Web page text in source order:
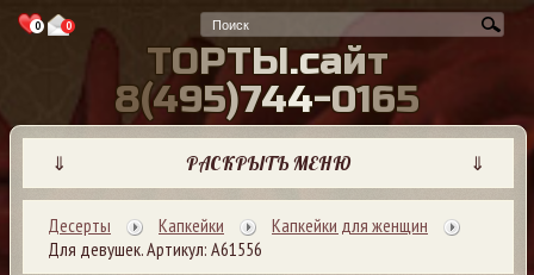
0 0
ТОРТЫ.сайт
8(495)744-0165
⇓ РАСКРЫТЬ МЕНЮ ⇓
Десерты Капкейки
Капкейки для женщин
Для девушек. Артикул: А61556